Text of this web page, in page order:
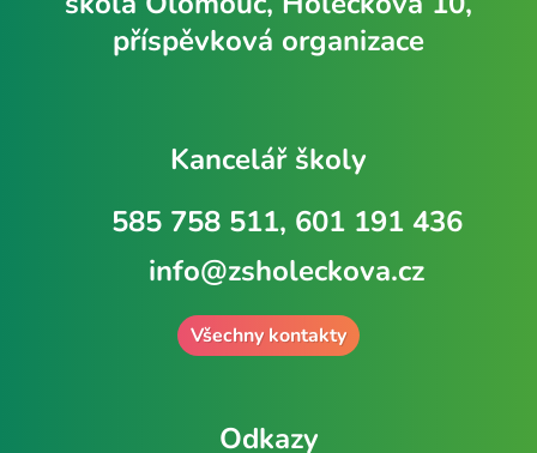
příspěvková organizace
Kancelář školy
585 758 511, 601 191 436
info@zsholeckova.cz
Všechny kontakty
Odkazy